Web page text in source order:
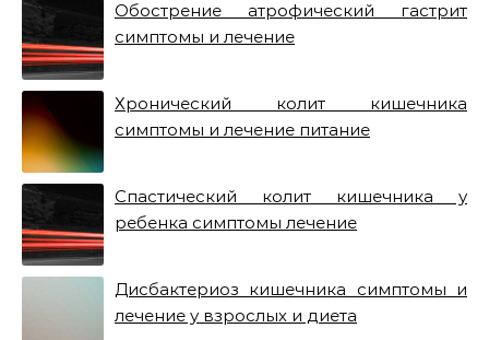
Обострение атрофический гастрит
симптомы и лечение
Хронический колит кишечника
симптомы и лечение питание
Спастический колит кишечника у
ребенка симптомы лечение
Дисбактериоз кишечника симптомы и
лечение у взрослых и диета